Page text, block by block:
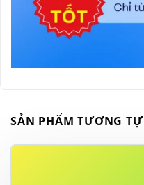
SẢN PHẨM TƯƠNG TỰ